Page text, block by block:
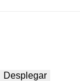
Desplegar